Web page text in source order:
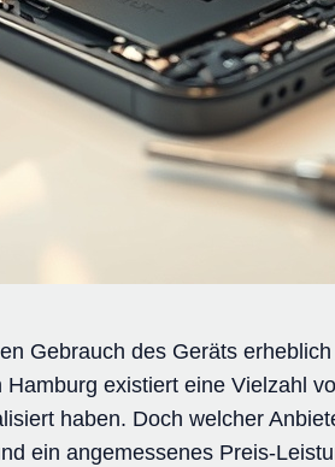
Gebrauch des Geräts
existiert eine Vielzahl
haben. Doch welcher
ein angemessenes Preis-